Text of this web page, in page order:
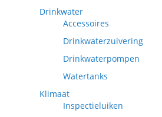
Drinkwater
Accessoires
Drinkwaterzuivering
Drinkwaterpompen
Watertanks
Klimaat
Inspectieluiken